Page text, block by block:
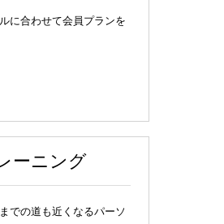
に合わせて会員プランを
ーニング
での道も近くなるパーソ